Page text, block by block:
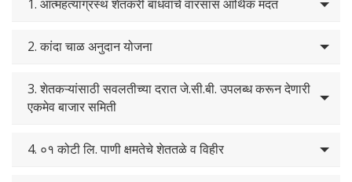
1. आत्महत्याग्रस्थ शेतकरी बांधवांचे वारसास आर्थिक मदत
2. कांदा चाळ अनुदान योजना
3. शेतकऱ्यांसाठी सवलतीच्या दरात जे.सी.बी. उपलब्ध करून देणारी
एकमेव बाजार समिती
4. ०१ कोटी लि. पाणी क्षमतेचे शेततळे व विहीर